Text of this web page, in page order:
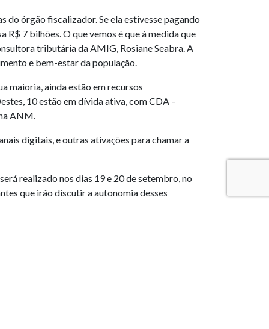
do órgão fiscalizador. Se ela estivesse pagando
7 bilhões. O que vemos é que à medida que
tributária da AMIG, Rosiane Seabra. A
e bem-estar da população.
maioria, ainda estão em recursos
10 estão em dívida ativa, com CDA –
ANM.
digitais, e outras ativações para chamar a
realizado nos dias 19 e 20 de setembro, no
que irão discutir a autonomia desses